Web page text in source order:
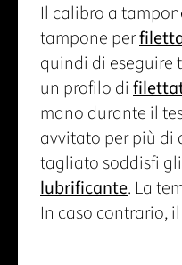
Il calibro a
tampone per
quindi di eseguire
un profilo di
mano durante il
avvitato per più di
tagliato soddisfi
lubrificante. La
In caso contrario,